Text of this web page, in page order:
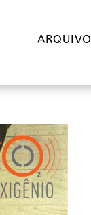
ARQUIVO